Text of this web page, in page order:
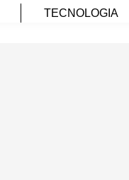
TECNOLOGIA